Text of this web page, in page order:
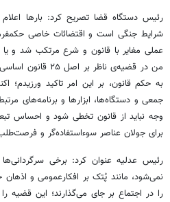
رئیس دستگاه قضا تصریح کرد: بارها
شرایط جنگی است و اقتضائات خاصی
عملی مغایر با قانون و شرع مرتکب شد و یا
من در قضیه‌ی ناظر
به حکم قانون، بر این امر تاکید ورزیدم؛
جمعی و دستگاه‌ها، ابزارها و برنامه‌های
وجه نباید از قانون تخطی شود و احساس
برای جولان عناصر سوء‌استفاده‌گر و
رئیس عدلیه عنوان کرد: برخی
نمی‌شود، مانند پُتک بر افکارعمومی و
را در اجتماع بر جای می‌گذارند؛ این قضیه